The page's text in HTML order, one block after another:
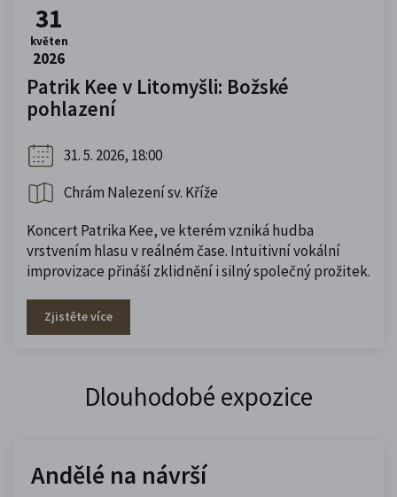
31
květen
2026
Patrik Kee v Litomyšli: Božské
pohlazení
31. 5. 2026, 18:00
Chrám Nalezení sv. Kříže
Koncert Patrika Kee, ve kterém vzniká hudba
vrstvením hlasu v reálném čase. Intuitivní vokální
improvizace přináší zklidnění i silný společný prožitek.
Zjistěte více
Dlouhodobé expozice
Andělé na návrší